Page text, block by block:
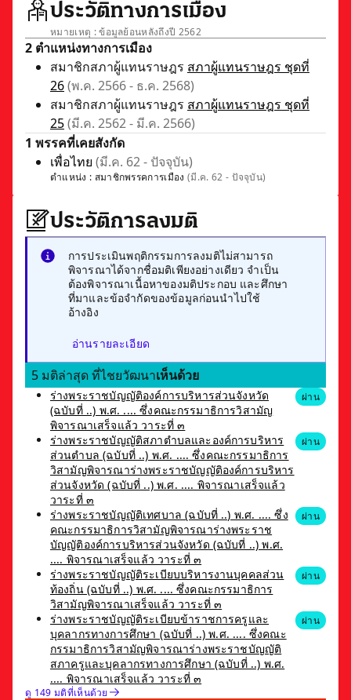
ประวัติทางการเมือง
หมายเหตุ : ข้อมูลย้อนหลังถึงปี 2562
2 ตำแหน่งทางการเมือง
สมาชิกสภาผู้แทนราษฎร สภาผู้แทนราษฎร ชุดที่
26(พ.ค. 2566 - ธ.ค. 2568)
สมาชิกสภาผู้แทนราษฎร สภาผู้แทนราษฎร ชุดที่
25(มี.ค. 2562 - มี.ค. 2566)
1 พรรคที่เคยสังกัด
เพื่อไทย (มี.ค. 62 - ปัจจุบัน)
ตำแหน่ง : สมาชิกพรรคการเมือง(มี.ค. 62 - ปัจจุบัน)
ประวัติการลงมติ
การประเมินพฤติกรรมการลงมติไม่สามารถ
พิจารณาได้จากชื่อมติเพียงอย่างเดียว จำเป็น
ต้องพิจารณาเนื้อหาของมติประกอบ และศึกษา
ที่มาและข้อจำกัดของข้อมูลก่อนนำไปใช้
อ้างอิง
อ่านรายละเอียด
5 มติล่าสุด ที่ไชยวัฒนาเห็นด้วย
ร่างพระราชบัญญัติองค์การบริหารส่วนจังหวัด
(ฉบับที่ ..) พ.ศ. .... ซึ่งคณะกรรมาธิการวิสามัญ
พิจารณาเสร็จแล้ว วาระที่ ๓
ผ่าน
ร่างพระราชบัญญัติสภาตำบลและองค์การบริหาร
ส่วนตำบล (ฉบับที่ ..) พ.ศ. .... ซึ่งคณะกรรมาธิการ
วิสามัญพิจารณาร่างพระราชบัญญัติองค์การบริหาร
ส่วนจังหวัด (ฉบับที่ ..) พ.ศ. .... พิจารณาเสร็จแล้ว
วาระที่ ๓
ผ่าน
ร่างพระราชบัญญัติเทศบาล (ฉบับที่ ..) พ.ศ. .... ซึ่ง
คณะกรรมาธิการวิสามัญพิจารณาร่างพระราช
บัญญัติองค์การบริหารส่วนจังหวัด (ฉบับที่ ..) พ.ศ.
.... พิจารณาเสร็จแล้ว วาระที่ ๓
ผ่าน
ร่างพระราชบัญญัติระเบียบบริหารงานบุคคลส่วน
ท้องถิ่น (ฉบับที่ ..) พ.ศ. .... ซึ่งคณะกรรมาธิการ
วิสามัญพิจารณาเสร็จแล้ว วาระที่ ๓
ผ่าน
ร่างพระราชบัญญัติระเบียบข้าราชการครูและ
บุคลากรทางการศึกษา (ฉบับที่ ..) พ.ศ. .... ซึ่งคณะ
กรรมาธิการวิสามัญพิจารณาร่างพระราชบัญญัติ
สภาครูและบุคลากรทางการศึกษา (ฉบับที่ ..) พ.ศ.
.... พิจารณาเสร็จแล้ว วาระที่ ๓
ผ่าน
ดู 149 มติที่เห็นด้วย